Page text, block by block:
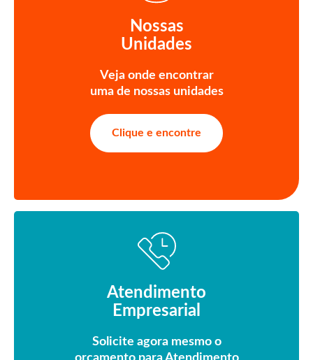
Nossas
Unidades
Veja onde encontrar
uma de nossas unidades
Clique e encontre
Atendimento
Empresarial
Solicite agora mesmo o